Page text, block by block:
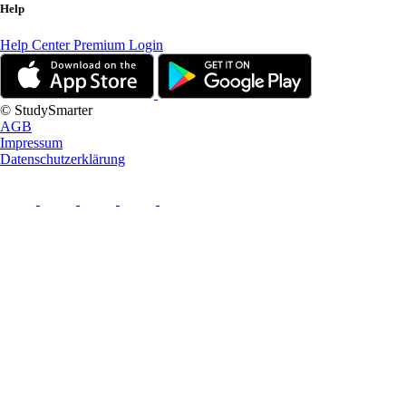
Help
Help CenterPremium Login
© StudySmarter
AGB
Impressum
Datenschutzerklärung